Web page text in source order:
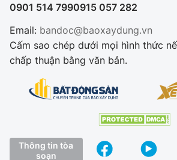
0901 514 7990915 057 282
Email: bandoc@baoxaydung.vn
Cấm sao chép dưới mọi hình thức
chấp thuận bằng văn bản.
Thông tin tòa
soạn